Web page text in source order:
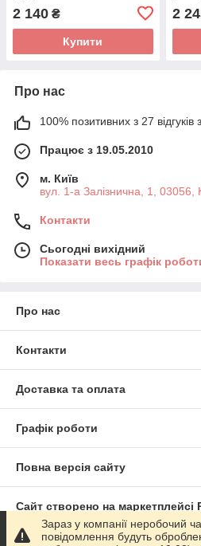
2 140 ₴
Купити
2
Про нас
100% позитивних з 27 відгуків
Працює з 19.05.2010
м. Київ
вул. 1-а Залізнична, 1, 03056,
Контакти
Сьогодні вихідний
Показати весь графік
Про нас
Контакти
Доставка та оплата
Графік роботи
Повна версія сайту
Сайт створено на маркетплейсі
Зараз у компанії неробочий
повідомлення будуть